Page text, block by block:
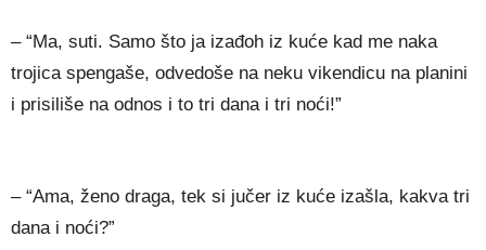
– “Ma, suti. Samo što ja izađoh iz kuće kad me naka
trojica spengaše, odvedoše na neku vikendicu na planini
i prisiliše na odnos i to tri dana i tri noći!”
– “Ama, ženo draga, tek si jučer iz kuće izašla, kakva tri
dana i noći?”